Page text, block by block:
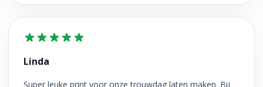
Linda
Super leuke print voor onze trouwdag laten maken. Bij